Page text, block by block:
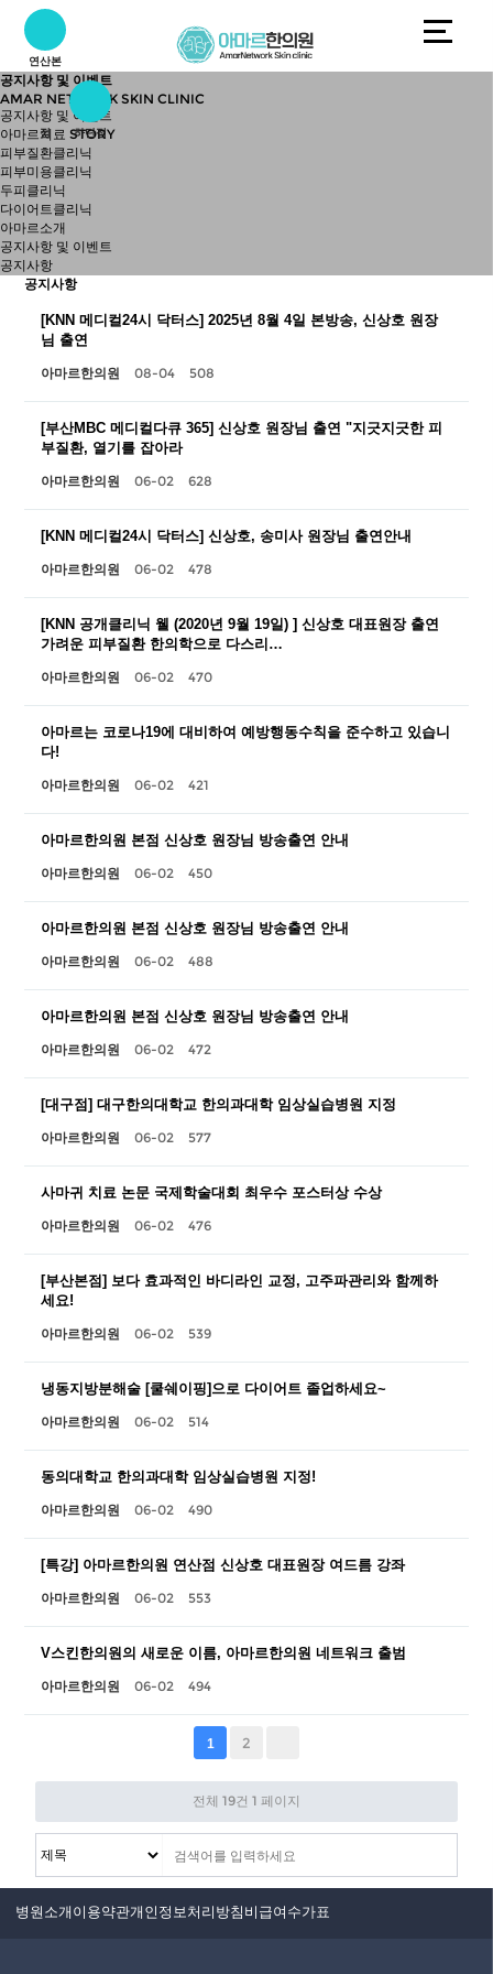
연산본
점 하단점
공지사항 및 이벤트
AMAR NETWORK SKIN CLINIC
공지사항 및 이벤트
아마르치료 STORY
피부질환클리닉
피부미용클리닉
두피클리닉
다이어트클리닉
아마르소개
공지사항 및 이벤트
공지사항
공지사항
[KNN 메디컬24시 닥터스] 2025년 8월 4일 본방송, 신상호 원장
님 출연
아마르한의원 08-04 508
[부산MBC 메디컬다큐 365] 신상호 원장님 출연 "지긋지긋한 피
부질환, 열기를 잡아라
아마르한의원 06-02 628
[KNN 메디컬24시 닥터스] 신상호, 송미사 원장님 출연안내
아마르한의원 06-02 478
[KNN 공개클리닉 웰 (2020년 9월 19일) ] 신상호 대표원장 출연
가려운 피부질환 한의학으로 다스리…
아마르한의원 06-02 470
아마르는 코로나19에 대비하여 예방행동수칙을 준수하고 있습니
다!
아마르한의원 06-02 421
아마르한의원 본점 신상호 원장님 방송출연 안내
아마르한의원 06-02 450
아마르한의원 본점 신상호 원장님 방송출연 안내
아마르한의원 06-02 488
아마르한의원 본점 신상호 원장님 방송출연 안내
아마르한의원 06-02 472
[대구점] 대구한의대학교 한의과대학 임상실습병원 지정
아마르한의원 06-02 577
사마귀 치료 논문 국제학술대회 최우수 포스터상 수상
아마르한의원 06-02 476
[부산본점] 보다 효과적인 바디라인 교정, 고주파관리와 함께하
세요!
아마르한의원 06-02 539
냉동지방분해술 [쿨쉐이핑]으로 다이어트 졸업하세요~
아마르한의원 06-02 514
동의대학교 한의과대학 임상실습병원 지정!
아마르한의원 06-02 490
[특강] 아마르한의원 연산점 신상호 대표원장 여드름 강좌
아마르한의원 06-02 553
V스킨한의원의 새로운 이름, 아마르한의원 네트워크 출범
아마르한의원 06-02 494
1 2
전체 19건 1 페이지
병원소개 이용약관개인정보처리방침 비급여수가표